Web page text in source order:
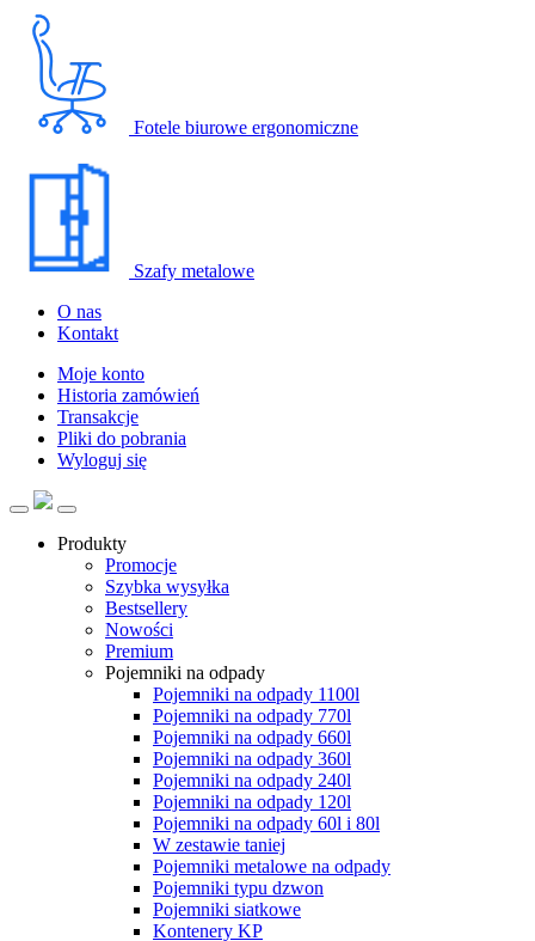
Fotele biurowe ergonomiczne
Szafy metalowe
O nas
Kontakt
Moje konto
Historia zamówień
Transakcje
Pliki do pobrania
Wyloguj się
Produkty
Promocje
Szybka wysyłka
Bestsellery
Nowości
Premium
Pojemniki na odpady
Pojemniki na odpady 1100l
Pojemniki na odpady 770l
Pojemniki na odpady 660l
Pojemniki na odpady 360l
Pojemniki na odpady 240l
Pojemniki na odpady 120l
Pojemniki na odpady 60l i 80l
W zestawie taniej
Pojemniki metalowe na odpady
Pojemniki typu dzwon
Pojemniki siatkowe
Kontenery KP